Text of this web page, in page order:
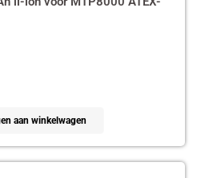
aan winkelwagen